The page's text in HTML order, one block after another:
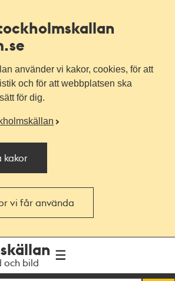
använder vi kakor, cookies, för att
och för att webbplatsen ska
för dig.
kakor
vi får använda
och bild